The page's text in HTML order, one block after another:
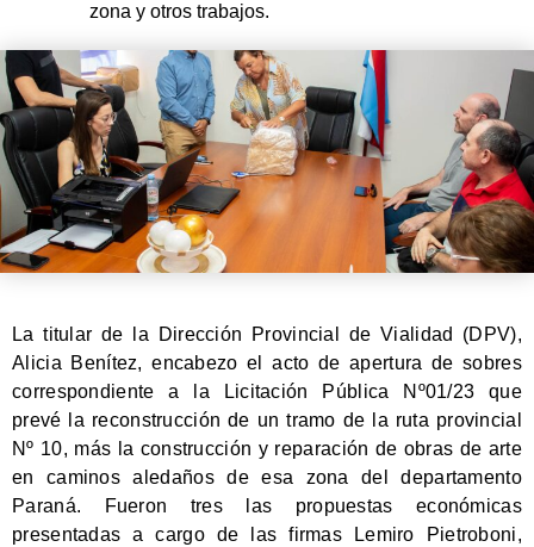
zona y otros trabajos.
La titular de la Dirección Provincial de Vialidad (DPV),
Alicia Benítez, encabezo el acto de apertura de sobres
correspondiente a la Licitación Pública Nº01/23 que
prevé la reconstrucción de un tramo de la ruta provincial
Nº 10, más la construcción y reparación de obras de arte
en caminos aledaños de esa zona del departamento
Paraná. Fueron tres las propuestas económicas
presentadas a cargo de las firmas Lemiro Pietroboni,